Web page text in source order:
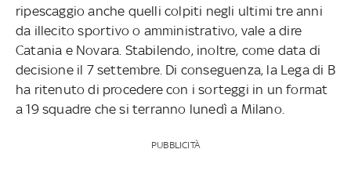
ripescaggio anche quelli colpiti negli ultimi tre anni
da illecito sportivo o amministrativo, vale a dire
Catania e Novara. Stabilendo, inoltre, come data di
decisione il 7 settembre. Di conseguenza, la Lega di B
ha ritenuto di procedere con i sorteggi in un format
a 19 squadre che si terranno lunedì a Milano.
PUBBLICITÀ